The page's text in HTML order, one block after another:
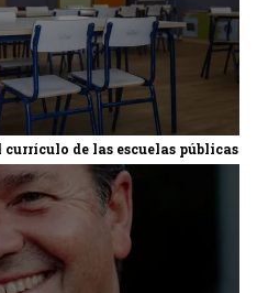
de las escuelas públicas